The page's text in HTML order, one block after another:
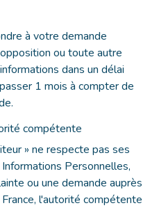
à votre demande
ou toute autre
dans un délai
1 mois à compter de
compétente
» ne respecte pas ses
Personnelles,
ou une demande auprès
l'autorité compétente